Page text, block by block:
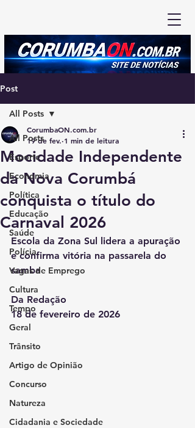
Post
All Posts
Esporte
Economia
Política
Educação
Saúde
Polícia
Vagas de Emprego
Cultura
Tempo
Geral
Trânsito
Artigo de Opinião
Concurso
Natureza
Cidadania e Sociedade
All Posts
Mocidade Independente
da Nova Corumbá
conquista o título do
Carnaval 2026
CorumbaON.com.br
19 de fev. 1 min de leitura
Escola da Zona Sul lidera a apuração
e confirma vitória na passarela do
samba
Da Redação
18 de fevereiro de 2026